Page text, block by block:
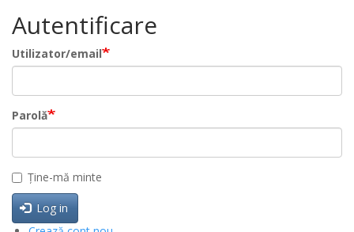
Autentificare
Utilizator/email
Parolă
Ține-mă minte
Log in